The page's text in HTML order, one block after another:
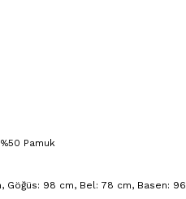
Pamuk
Göğüs: 98 cm, Bel: 78 cm, Basen: 96